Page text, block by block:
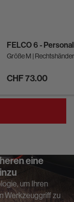
FELCO 6 -
Größe M | Rechtshänder
CHF 73.00
eine
um Ihren
Werkzeuggriff zu